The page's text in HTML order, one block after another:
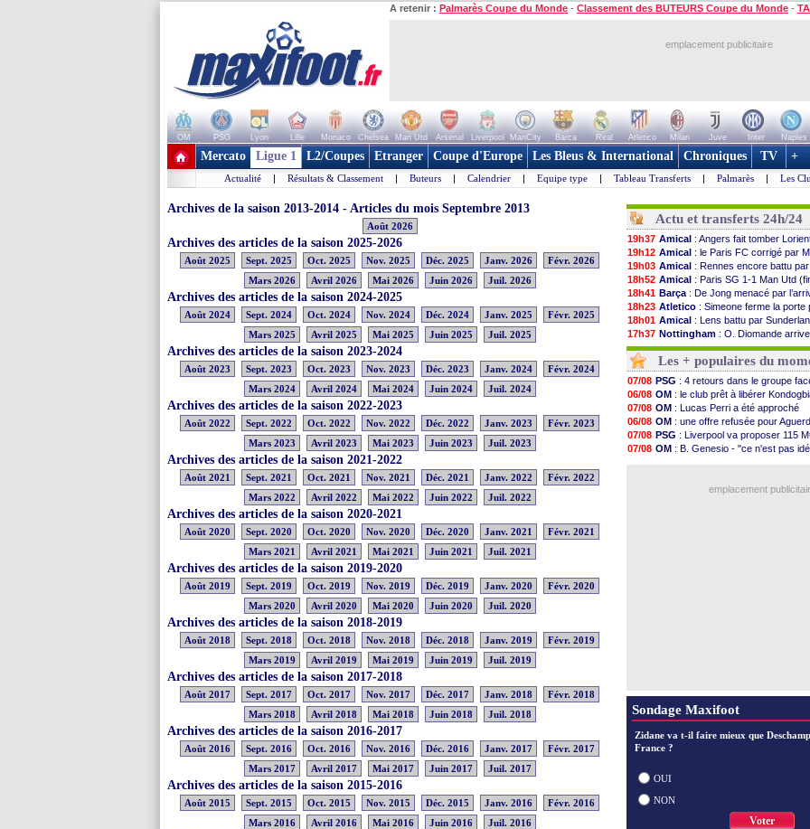
A retenir : Palmarès Coupe du Monde - Classement des BUTEURS Coupe du Monde -
emplacement publicitaire
OM PSG Lyon Lille Monaco Chelsea Man Utd Arsenal Liverpool ManCity Barca Real Atletico Milan Juve Inter Naples
+ de clubs
Mercato Ligue 1 L2/Coupes Etranger Coupe d'Europe Les Bleus & International Chroniques TV +
Actualité | Résultats & Classement | Buteurs | Calendrier | Equipe type | Tableau Transferts | Palmarès | Les
Archives de la saison 2013-2014 - Articles du mois Septembre 2013
Août 2026
Archives des articles de la saison 2025-2026
Août 2025 Sept. 2025 Oct. 2025 Nov. 2025 Déc. 2025 Janv. 2026
Févr. 2026
Mars 2026
Avril 2026 Mai 2026 Juin 2026 Juil. 2026
Archives des articles de la saison 2024-2025
Août 2024 Sept. 2024 Oct. 2024 Nov. 2024 Déc. 2024 Janv. 2025
Févr. 2025
Mars 2025
Avril 2025 Mai 2025 Juin 2025 Juil. 2025
Archives des articles de la saison 2023-2024
Août 2023 Sept. 2023 Oct. 2023 Nov. 2023 Déc. 2023 Janv. 2024
Févr. 2024
Mars 2024
Avril 2024 Mai 2024 Juin 2024 Juil. 2024
Archives des articles de la saison 2022-2023
Août 2022 Sept. 2022 Oct. 2022 Nov. 2022 Déc. 2022 Janv. 2023
Févr. 2023
Mars 2023
Avril 2023 Mai 2023 Juin 2023 Juil. 2023
Archives des articles de la saison 2021-2022
Août 2021 Sept. 2021 Oct. 2021 Nov. 2021 Déc. 2021 Janv. 2022
Févr. 2022
Mars 2022
Avril 2022 Mai 2022 Juin 2022 Juil. 2022
Archives des articles de la saison 2020-2021
Août 2020 Sept. 2020 Oct. 2020 Nov. 2020 Déc. 2020 Janv. 2021
Févr. 2021
Mars 2021
Avril 2021 Mai 2021 Juin 2021 Juil. 2021
Archives des articles de la saison 2019-2020
Août 2019 Sept. 2019 Oct. 2019 Nov. 2019 Déc. 2019 Janv. 2020
Févr. 2020
Mars 2020
Avril 2020 Mai 2020 Juin 2020 Juil. 2020
Archives des articles de la saison 2018-2019
Août 2018 Sept. 2018 Oct. 2018 Nov. 2018 Déc. 2018 Janv. 2019
Févr. 2019
Mars 2019
Avril 2019 Mai 2019 Juin 2019 Juil. 2019
Archives des articles de la saison 2017-2018
Août 2017 Sept. 2017 Oct. 2017 Nov. 2017 Déc. 2017 Janv. 2018
Févr. 2018
Mars 2018
Avril 2018 Mai 2018 Juin 2018 Juil. 2018
Archives des articles de la saison 2016-2017
Août 2016 Sept. 2016 Oct. 2016 Nov. 2016 Déc. 2016 Janv. 2017
Févr. 2017
Mars 2017
Avril 2017 Mai 2017 Juin 2017 Juil. 2017
Archives des articles de la saison 2015-2016
Août 2015 Sept. 2015 Oct. 2015 Nov. 2015 Déc. 2015 Janv. 2016
Févr. 2016
Mars 2016
Avril 2016 Mai 2016 Juin 2016 Juil. 2016
Actu et transferts 24h/24
19h37 Amical : Angers fait tomber
19h12 Amical : le Paris FC corrigé par
19h03 Amical : Rennes encore battu
18h52 Amical : Paris SG 1-1 Man Utd
18h41 Barça : De Jong menacé par
18h23 Atletico : Simeone ferme la porte
18h01 Amical : Lens battu par
17h37 Nottingham : O. Diomande
17h25 Amical: Strasbourg s'incline
17h08
Amical : Lille s'impose à
16h55 Lens: Ganiou prolongé jusqu'en
16h31
OM : le PSG, les précisions de
16h11
Amical: Paris SG-Man Utd, les
16h06
Amical: Chelsea corrige l'AC Milan
15h48
Argentine: Messi perd son papa
15h41
Amical: l'Inter s'offre la Juventus
15h21
Atletico : Almada rejoint River
: la piste Goore en attaque
Les + populaires du
07/08 PSG : 4 retours dans le groupe
06/08 OM : le club prêt à libérer
07/08 OM : Lucas Perri a été approché
06/08 OM : une offre refusée pour Aguerd
07/08 PSG : Liverpool va proposer 115
07/08 OM : B. Genesio - "ce n'est pas
emplacement
Sondage Maxifoot
Zidane va t-il faire mieux que
France ?
OUI
NON
Voter